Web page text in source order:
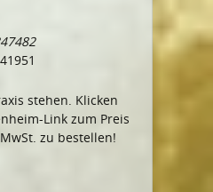
stehen. Klicken
Link zum Preis
zu bestellen!